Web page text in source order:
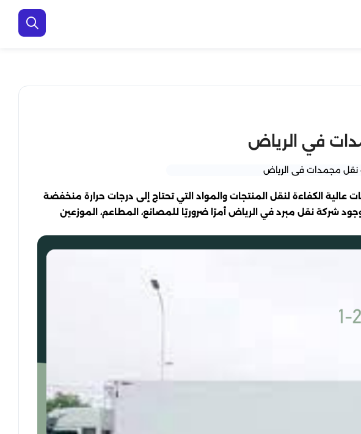
الكفاءة لنقل المنتجات والمواد التي تحتاج إلى درجات حرارة منخفضة
شركة نقل مبرد في الرياض أمرًا ضروريًا للمصانع، المطاعم، الموزعين